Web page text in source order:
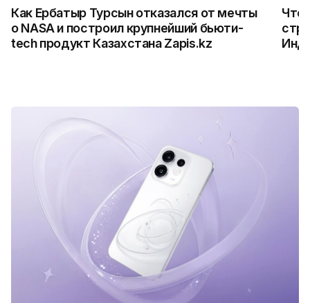
Как Ербатыр Турсын отказался от мечты
о NASA и построил крупнейший бьюти-
tech продукт Казахстана Zapis.kz
Что